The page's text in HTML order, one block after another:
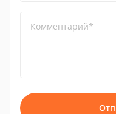
Комментарий*